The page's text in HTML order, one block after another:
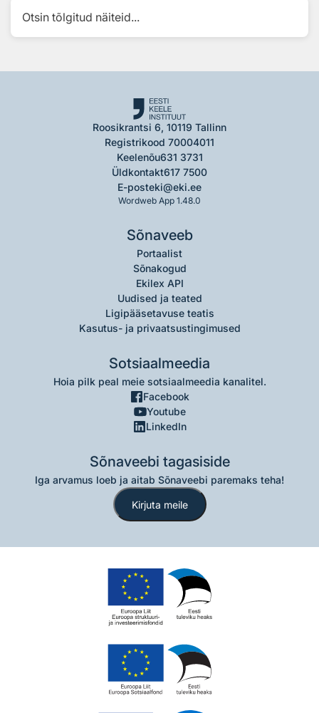
Otsin tõlgitud näiteid...
Roosikrantsi 6, 10119 Tallinn
Registrikood 70004011
Keelenõu631 3731
Üldkontakt617 7500
E-posteki@eki.ee
Wordweb App 1.48.0
Sõnaveeb
Portaalist
Sõnakogud
Ekilex API
Uudised ja teated
Ligipääsetavuse teatis
Kasutus- ja privaatsustingimused
Sotsiaalmeedia
Hoia pilk peal meie sotsiaalmeedia kanalitel.
Facebook
Youtube
LinkedIn
Sõnaveebi tagasiside
Iga arvamus loeb ja aitab Sõnaveebi paremaks teha!
Kirjuta meile